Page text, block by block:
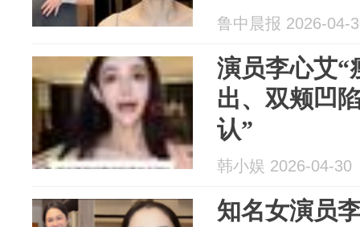
台爱情》女
鲁中晨报 2026-04-
演员李心艾“
出、双颊凹
认”
韩小娱 2026-04-30
知名女演员